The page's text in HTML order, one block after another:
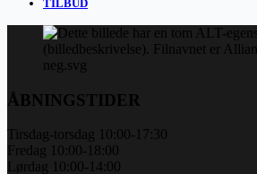
TILBUD
ÅBNINGSTIDER
Tirsdag-torsdag 10:00-17:30
Fredag 10:00-18:00
Lørdag 10:00-14:00